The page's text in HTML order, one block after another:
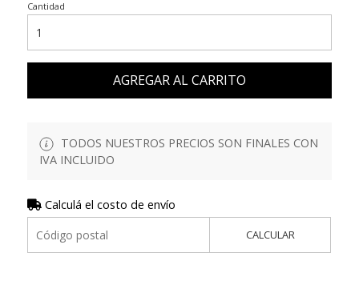
Cantidad
AGREGAR AL CARRITO
TODOS NUESTROS PRECIOS SON FINALES CON
IVA INCLUIDO
Calculá el costo de envío
CALCULAR